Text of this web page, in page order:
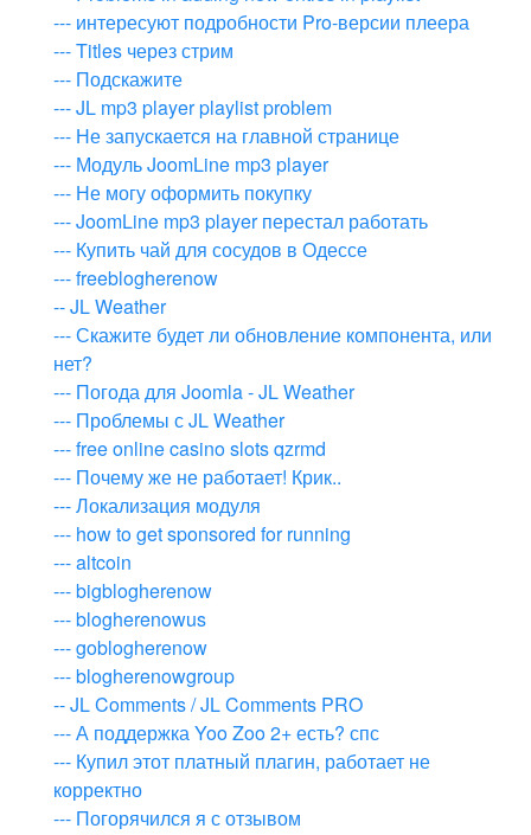
--- интересуют подробности Pro-версии плеера
--- Titles через стрим
--- Подскажите
--- JL mp3 player playlist problem
--- Не запускается на главной странице
--- Модуль JoomLine mp3 player
--- Не могу оформить покупку
--- JoomLine mp3 player перестал работать
--- Купить чай для сосудов в Одессе
--- freeblogherenow
-- JL Weather
--- Скажите будет ли обновление компонента, или
нет?
--- Погода для Joomla - JL Weather
--- Проблемы с JL Weather
--- free online casino slots qzrmd
--- Почему же не работает! Крик..
--- Локализация модуля
--- how to get sponsored for running
--- altcoin
--- bigblogherenow
--- blogherenowus
--- goblogherenow
--- blogherenowgroup
-- JL Comments / JL Comments PRO
--- А поддержка Yoo Zoo 2+ есть? спс
--- Купил этот платный плагин, работает не
корректно
--- Погорячился я с отзывом